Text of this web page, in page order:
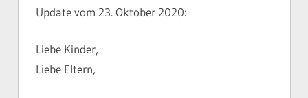
Update vom 23. Oktober 2020:
Liebe Kinder,
Liebe Eltern,